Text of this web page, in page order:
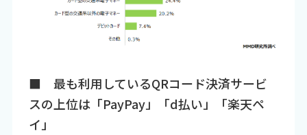
■ 最も利用しているQRコード決済サービ
スの上位は「PayPay」「d払い」「楽天ペ
イ」